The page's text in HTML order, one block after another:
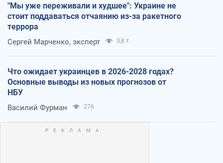
"Мы уже переживали и худшее": Украине не
стоит поддаваться отчаянию из-за ракетного
террора
Сергей Марченко, эксперт 3,8 т.
Что ожидает украинцев в 2026-2028 годах?
Основные выводы из новых прогнозов от
НБУ
Василий Фурман 276